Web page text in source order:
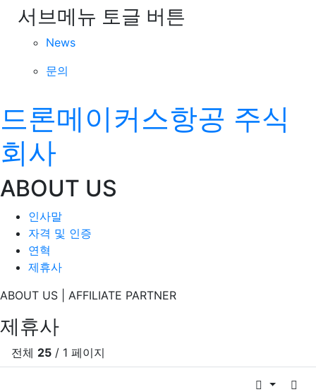
서브메뉴 토글 버튼
News
문의
드론메이커스항공 주식
회사
ABOUT US
인사말
자격 및 인증
연혁
제휴사
ABOUT US | AFFILIATE PARTNER
제휴사
전체 25 / 1 페이지
날짜순